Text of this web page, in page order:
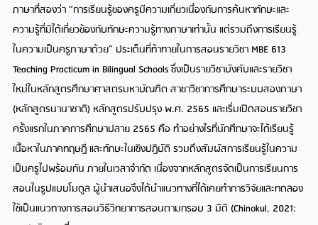
ภาษาที่สองว่า “การเรียนรู้ของครูมีความเกี่ยวเนื่องกับการค้นหาทักษะและ
ความรู้ที่มิได้เกี่ยวข้องกับทักษะความรู้ทางภาษาเท่านั้น แต่รวมถึงการเรียนรู้
ในความเป็นครูภาษาด้วย” ประเด็นที่ท้าทายในการสอนรายวิชา MBE 613
Teaching Practicum in Bilingual Schools ซึ่งเป็นรายวิชาบังคับและรายวิชา
ใหม่ในหลักสูตรศึกษาศาสตรมหาบัณฑิต สาขาวิชาการศึกษาระบบสองภาษา
(หลักสูตรนานาชาติ) หลักสูตรปรับปรุง พ.ศ. 2565 และเริ่มเปิดสอนรายวิชา
ครั้งแรกในภาคการศึกษาปลาย 2565 คือ ทำอย่างไรที่นักศึกษาจะได้เรียนรู้
เนื้อหาในภาคทฤษฎี และทักษะในเชิงปฏิบัติ รวมถึงสัมผัสการเรียนรู้ในความ
เป็นครูไปพร้อมกัน ภายในเวลาจำกัด เนื่องจากหลักสูตรจัดเป็นการเรียนการ
สอนในรูปแบบโมดูล ผู้นำเสนอจึงได้นำแนวทางที่ได้เคยทำการวิจัยและทดลอง
ใช้เป็นแนวทางการสอนวิธีวิทยาการสอนตามกรอบ 3 มิติ (Chinokul, 2021: